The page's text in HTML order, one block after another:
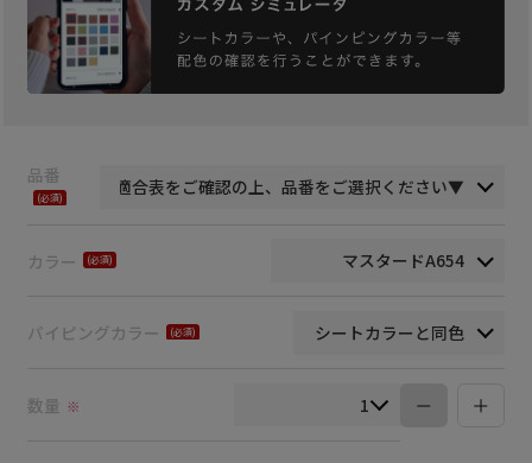
品番
カラー
パイピングカラー
数量 ※